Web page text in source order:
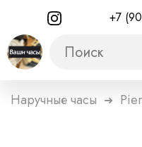
+7
Наручные часы ➜